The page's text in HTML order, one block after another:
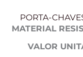
PORTA-
MATERIAL
VALOR